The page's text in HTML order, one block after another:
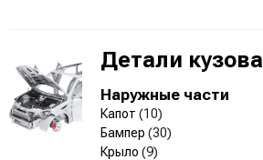
Детали кузова
Наружные части
Капот (10)
Бампер (30)
Крыло (9)